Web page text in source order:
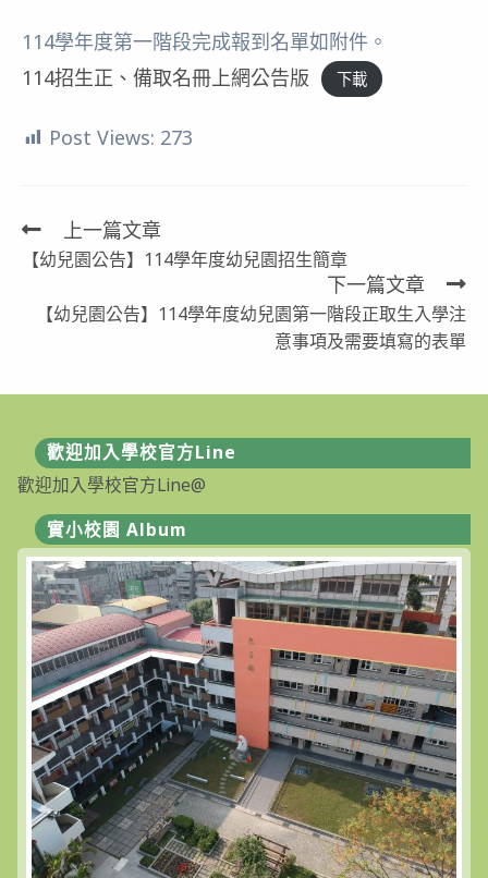
114學年度第一階段完成報到名單如附件。
114招生正、備取名冊上網公告版
下載
Post Views: 273
Read
more
articles
上一篇文章
【幼兒園公告】114學年度幼兒園招生簡章
下一篇文章
【幼兒園公告】114學年度幼兒園第一階段正取生入學注
意事項及需要填寫的表單
歡迎加入學校官方Line
歡迎加入學校官方Line@
實小校園 Album